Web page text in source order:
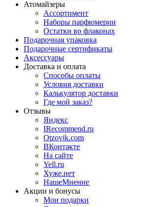
Атомайзеры
Ассортимент
Наборы парфюмерии
Остатки во флаконах
Подарочная упаковка
Подарочные сертификаты
Аксессуары
Доставка и оплата
Способы оплаты
Условия доставки
Калькулятор доставки
Где мой заказ?
Отзывы
Яндекс
IRecommend.ru
Otzovik.com
ВКонтакте
На сайте
Yell.ru
Хуже.нет
НашеМнение
Акции и бонусы
Мои подарки